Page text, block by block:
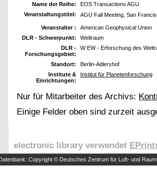
Name der Reihe:
EOS Transactions AGU
Veranstaltungstitel:
AGU Fall Meeting, San
Veranstalter :
American Geophysical Union
DLR - Schwerpunkt:
Weltraum
DLR -
Forschungsgebiet:
W EW - Erforschung des
Standort:
Berlin-Adlershof
Institute &
Einrichtungen:
Institut für Planetenforschung
Nur für Mitarbeiter des Archivs:
Einige Felder oben sind zurzeit
electronic library verwendet
Copyright © Deutsches Zentrum für Luft- und